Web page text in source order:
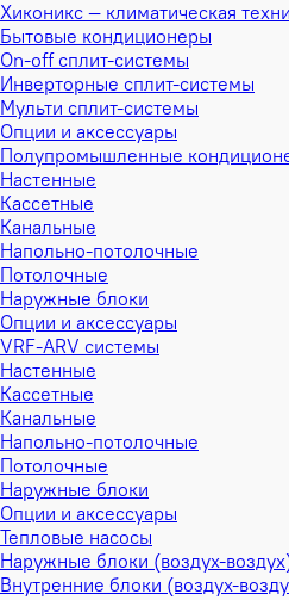
Хиконикс — климатическая
Бытовые кондиционеры
On-off сплит-системы
Инверторные сплит-системы
Мульти сплит-системы
Опции и аксессуары
Полупромышленные
Настенные
Кассетные
Канальные
Напольно-потолочные
Потолочные
Наружные блоки
Опции и аксессуары
VRF-ARV системы
Настенные
Кассетные
Канальные
Напольно-потолочные
Потолочные
Наружные блоки
Опции и аксессуары
Тепловые насосы
Наружные блоки (воздух-
Внутренние блоки (воздух-